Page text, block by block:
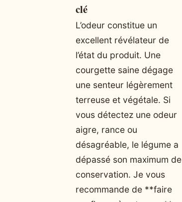
clé
L’odeur constitue un
excellent révélateur de
l’état du produit. Une
courgette saine dégage
une senteur légèrement
terreuse et végétale. Si
vous détectez une odeur
aigre, rance ou
désagréable, le légume a
dépassé son maximum de
conservation. Je vous
recommande de **faire